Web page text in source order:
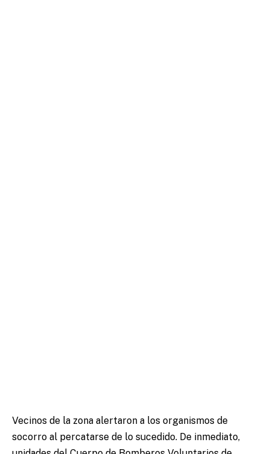
Vecinos de la zona alertaron a los organismos de
socorro al percatarse de lo sucedido. De inmediato,